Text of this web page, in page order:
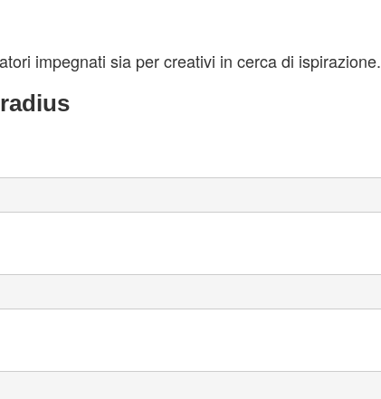
impegnati sia per creativi in cerca di ispirazione.